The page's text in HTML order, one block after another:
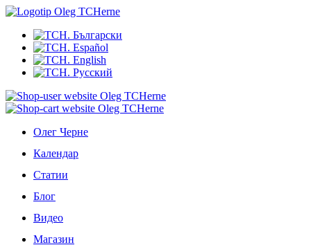
Олег Черне
Календар
Статии
Блог
Видео
Магазин